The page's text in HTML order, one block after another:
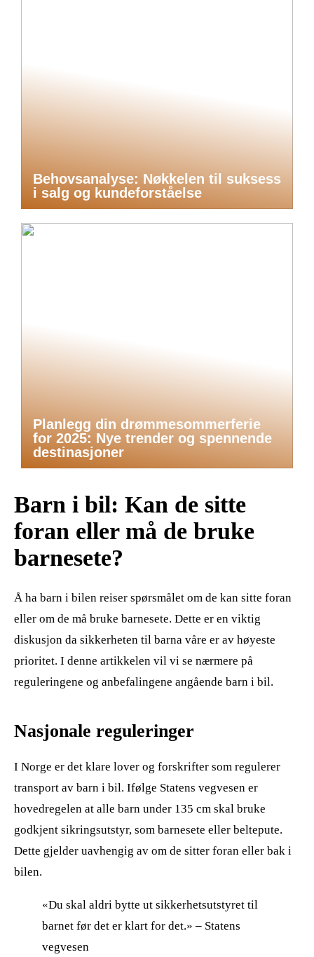
Behovsanalyse: Nøkkelen til suksess
i salg og kundeforståelse
Planlegg din drømmesommerferie
for 2025: Nye trender og spennende
destinasjoner
Barn i bil: Kan de sitte
foran eller må de bruke
barnesete?
Å ha barn i bilen reiser spørsmålet om de kan sitte foran
eller om de må bruke barnesete. Dette er en viktig
diskusjon da sikkerheten til barna våre er av høyeste
prioritet. I denne artikkelen vil vi se nærmere på
reguleringene og anbefalingene angående barn i bil.
Nasjonale reguleringer
I Norge er det klare lover og forskrifter som regulerer
transport av barn i bil. Ifølge Statens vegvesen er
hovedregelen at alle barn under 135 cm skal bruke
godkjent sikringsutstyr, som barnesete eller beltepute.
Dette gjelder uavhengig av om de sitter foran eller bak i
bilen.
«Du skal aldri bytte ut sikkerhetsutstyret til
barnet før det er klart for det.» – Statens
vegvesen